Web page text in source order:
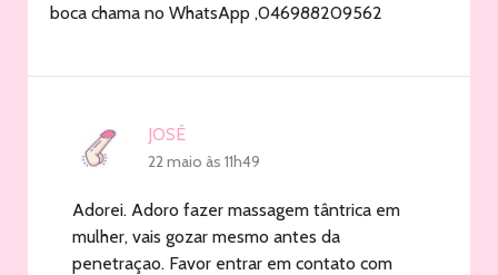
boca chama no WhatsApp ,046988209562
JOSÉ
22 maio às 11h49
Adorei. Adoro fazer massagem tântrica em
mulher, vais gozar mesmo antes da
penetraçao. Favor entrar em contato com